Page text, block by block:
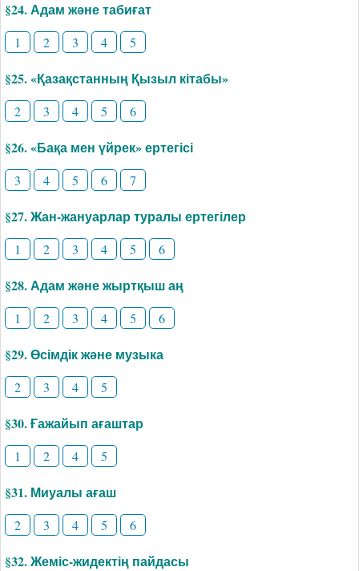
§24. Адам және табиғат
1 2 3 4 5
§25. «Қазақстанның Қызыл кітабы»
2 3 4 5 6
§26. «Бақа мен үйрек» ертегісі
3 4 5 6 7
§27. Жан-жануарлар туралы ертегілер
1 2 3 4 5 6
§28. Адам және жыртқыш аң
1 2 3 4 5 6
§29. Өсімдік және музыка
2 3 4 5
§30. Ғажайып ағаштар
1 2 4 5
§31. Миуалы ағаш
2 3 4 5 6
§32. Жеміс-жидектің пайдасы